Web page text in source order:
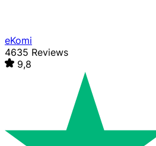
eKomi
4635 Reviews
9,8